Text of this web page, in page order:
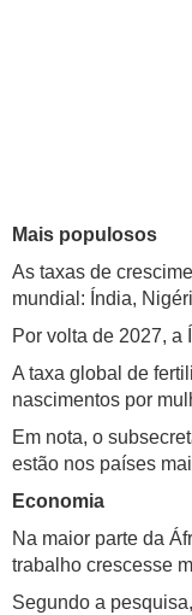
Mais populosos
As taxas de
mundial: Índia,
Por volta de 2027, a
A taxa global de
nascimentos por
Em nota, o
estão nos países
Economia
Na maior parte da
trabalho crescesse
Segundo a